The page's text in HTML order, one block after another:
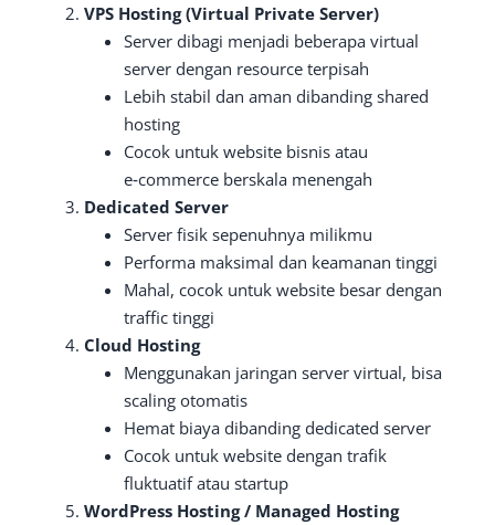
VPS Hosting (Virtual Private Server)
Server dibagi menjadi beberapa virtual
server dengan resource terpisah
Lebih stabil dan aman dibanding shared
hosting
Cocok untuk website bisnis atau
e‑commerce berskala menengah
Dedicated Server
Server fisik sepenuhnya milikmu
Performa maksimal dan keamanan tinggi
Mahal, cocok untuk website besar dengan
traffic tinggi
Cloud Hosting
Menggunakan jaringan server virtual, bisa
scaling otomatis
Hemat biaya dibanding dedicated server
Cocok untuk website dengan trafik
fluktuatif atau startup
WordPress Hosting / Managed Hosting